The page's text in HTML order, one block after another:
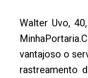
Walter Uvo,
vantajoso o
rastreamento